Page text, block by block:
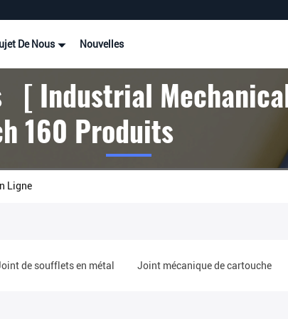
De Nous Nouvelles
[ Industrial
160 Produits
Ligne
de soufflets en métal Joint mécanique de cartouche